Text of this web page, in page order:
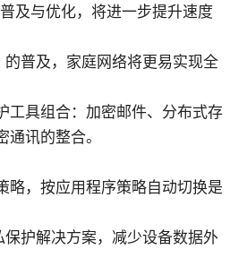
及与优化，将进一步提升速度
普及，家庭网络将更易实现全
工具组合：加密邮件、分布式存
通讯的整合。
略，按应用程序策略自动切换是
保护解决方案，减少设备数据外